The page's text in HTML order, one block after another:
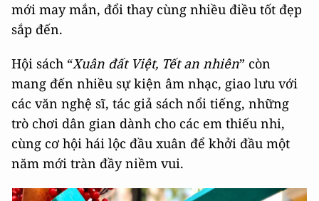
mới may mắn, đổi thay cùng nhiều điều tốt đẹp
sắp đến.
Hội sách “Xuân đất Việt, Tết an nhiên” còn
mang đến nhiều sự kiện âm nhạc, giao lưu với
các văn nghệ sĩ, tác giả sách nổi tiếng, những
trò chơi dân gian dành cho các em thiếu nhi,
cùng cơ hội hái lộc đầu xuân để khởi đầu một
năm mới tràn đầy niềm vui.